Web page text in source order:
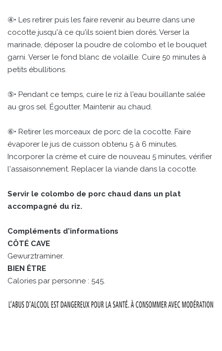
④• Les retirer puis les faire revenir au beurre dans une
cocotte jusqu'à ce qu'ils soient bien dorés. Verser la
marinade, déposer la poudre de colombo et le bouquet
garni. Verser le fond blanc de volaille. Cuire 50 minutes à
petits ébullitions.
⑤• Pendant ce temps, cuire le riz à l'eau bouillante salée
au gros sel. Égoutter. Maintenir au chaud.
⑥• Retirer les morceaux de porc de la cocotte. Faire
évaporer le jus de cuisson obtenu 5 à 6 minutes.
Incorporer la crème et cuire de nouveau 5 minutes, vérifier
l'assaisonnement. Replacer la viande dans la cocotte.
Servir le colombo de porc chaud dans un plat
accompagné du riz.
Compléments d'informations
CÔTÉ CAVE
Gewurztraminer.
BIEN ÊTRE
Calories par personne : 545.